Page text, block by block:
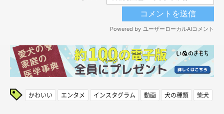
かわいい エンタメ インスタグラム 動画 犬の種類 柴犬